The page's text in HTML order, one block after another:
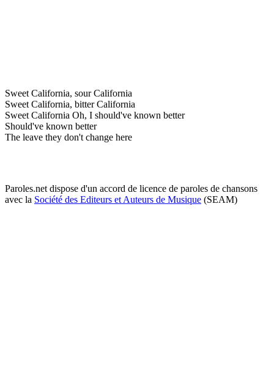
Sweet California, sour California
Sweet California, bitter California
Sweet California Oh, I should've known better
Should've known better
The leave they don't change here
Paroles.net dispose d'un accord de licence de paroles de chansons
avec la Société des Editeurs et Auteurs de Musique (SEAM)